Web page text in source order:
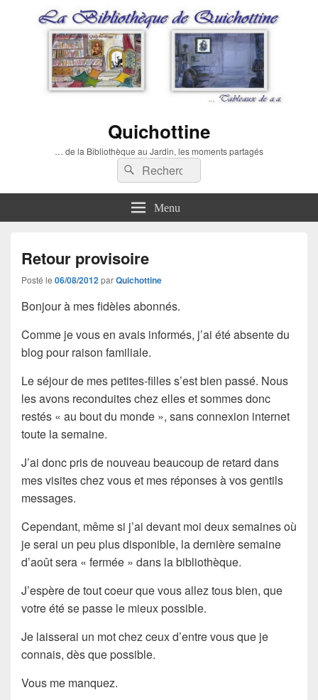
Quichottine
… de la Bibliothèque au Jardin, les moments partagés
Recherche :
Rechercher
Menu
Retour provisoire
Posté le 06/08/2012 parQuichottine
Bonjour à mes fidèles abonnés.
Comme je vous en avais informés, j’ai été absente du
blog pour raison familiale.
Le séjour de mes petites-filles s’est bien passé. Nous
les avons reconduites chez elles et sommes donc
restés « au bout du monde », sans connexion internet
toute la semaine.
J’ai donc pris de nouveau beaucoup de retard dans
mes visites chez vous et mes réponses à vos gentils
messages.
Cependant, même si j’ai devant moi deux semaines où
je serai un peu plus disponible, la dernière semaine
d’août sera « fermée » dans la bibliothèque.
J’espère de tout coeur que vous allez tous bien, que
votre été se passe le mieux possible.
Je laisserai un mot chez ceux d’entre vous que je
connais, dès que possible.
Vous me manquez.